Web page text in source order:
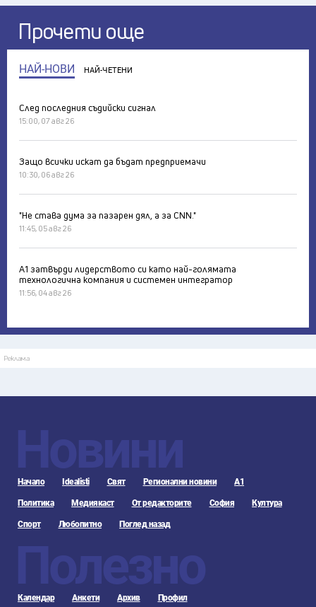
Прочети още
НАЙ-НОВИ НАЙ-ЧЕТЕНИ
След последния съдийски сигнал
15:00, 07 авг 26
Защо всички искат да бъдат предприемачи
10:30, 06 авг 26
"Не става дума за пазарен дял, а за CNN."
11:45, 05 авг 26
А1 затвърди лидерството си като най-голямата
технологична компания и системен интегратор
11:56, 04 авг 26
Реклама
Новини
Начало Idealisti Свят Регионални новини А1
Политика Медиякаст От редакторите София Култура
Спорт Любопитно Поглед назад
Полезно
Календар Анкети Архив Профил